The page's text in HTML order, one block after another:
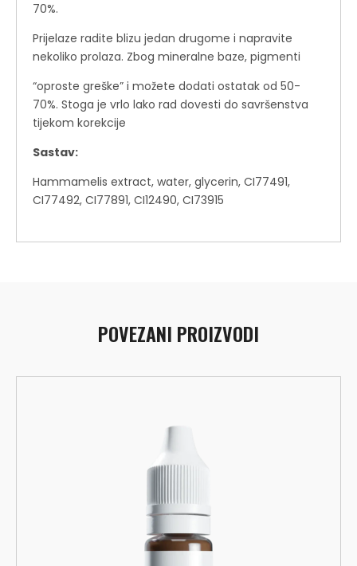
70%.
Prijelaze radite blizu jedan drugome i napravite
nekoliko prolaza. Zbog mineralne baze, pigmenti
“oproste greške” i možete dodati ostatak od 50-
70%. Stoga je vrlo lako rad dovesti do savršenstva
tijekom korekcije
Sastav:
Hammamelis extract, water, glycerin, CI77491,
CI77492, CI77891, CI12490, CI73915
POVEZANI PROIZVODI